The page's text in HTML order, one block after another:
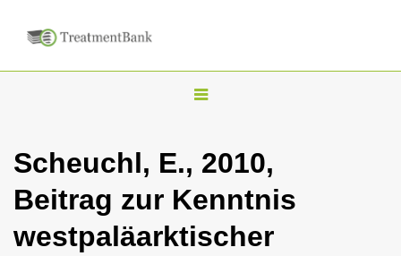
T
l
n
Scheuchl, E., 2010,
Beitrag zur Kenntnis
westpaläarktischer